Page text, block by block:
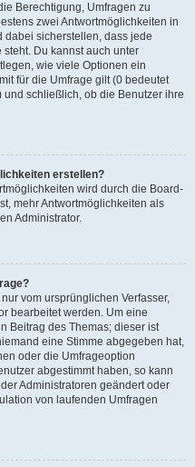
Berechtigung, Umfragen zu
zwei Antwortmöglichkeiten in
sicherstellen, dass jede
Du kannst auch unter
wie viele Optionen ein
für die Umfrage gilt (0 bedeutet
schließlich, ob die Benutzer ihre
erstellen?
wird durch die Board-
mehr Antwortmöglichkeiten als
Administrator.
vom ursprünglichen Verfasser,
bearbeitet werden. Um eine
Beitrag des Themas; dieser ist
eine Stimme abgegeben hat,
oder die Umfrageoption
abgestimmt haben, so kann
Administratoren geändert oder
von laufenden Umfragen